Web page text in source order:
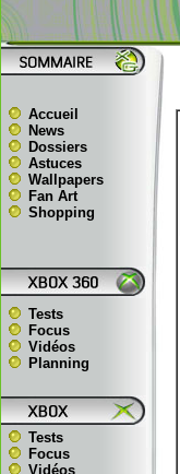
Accueil
News
Dossiers
Astuces
Wallpapers
Fan Art
Shopping
Tests
Focus
Vidéos
Planning
Tests
Focus
Vidéos